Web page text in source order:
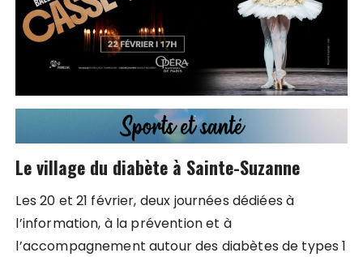
Le village du diabète à Sainte-Suzanne
Les 20 et 21 février, deux journées dédiées à
l’information, à la prévention et à
l’accompagnement autour des diabètes de types 1